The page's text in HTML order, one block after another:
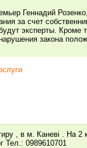
Геннадий
за счет
эксперты.
закона
, в м. Каневі . На
Тел.: 0989610701